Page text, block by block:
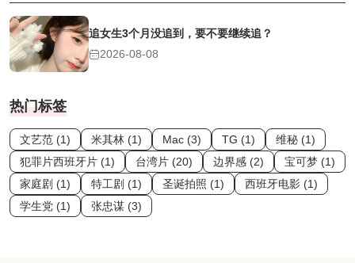
追女生3个月没追到，要不要继续追？
2026-08-08
热门标签
文艺范 (1) 米其林 (1) Mac (3) TG (1)
维秘 (1)
犯罪片西班牙片 (1)
台湾片 (20) 边界感 (2)
宝可梦 (1)
家庭剧 (1)
特工剧 (1) 圣诞拍照 (1)
西班牙电影 (1)
学生党 (1)
张忠谋 (3)